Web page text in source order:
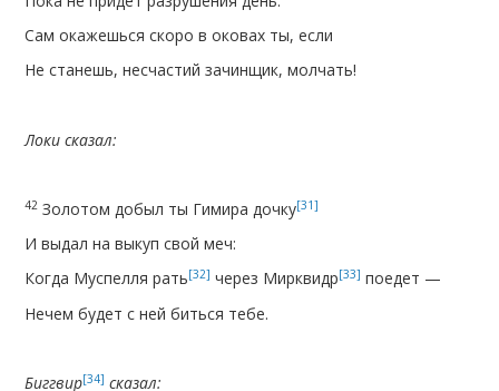
Сам окажешься скоро в оковах ты, если
Не станешь, несчастий зачинщик, молчать!
Локи сказал:
42 Золотом добыл ты Гимира дочку[31]
И выдал на выкуп свой меч:
Когда Муспелля рать[32] через Мирквидр[33] поедет —
Нечем будет с ней биться тебе.
Биггвир[34] сказал: